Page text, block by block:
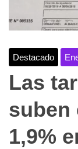
Destacado
Las
suben
1,9%